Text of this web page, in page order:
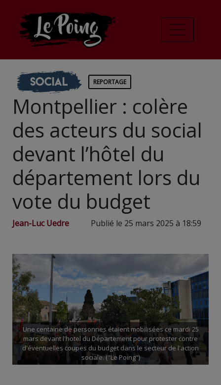
Social REPORTAGE
Montpellier : colère
des acteurs du social
devant l’hôtel du
département lors du
vote du budget
Jean-Luc Uedre Publié le 25 mars 2025 à 18:59
Une centaine de personnes étaient mobilisées ce mardi 25
mars devant l'hotel du Département pour protester contre
d'éventuelles coupes du budget dans le secteur de l'action
sociale. ("Le Poing")